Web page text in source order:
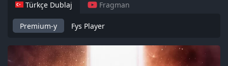
Türkçe Dublaj Fragman
Premium-y Fys Player